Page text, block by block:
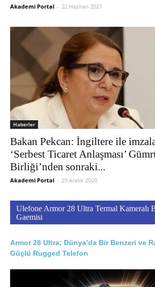
Akademi Portal - 22 Haziran 2021
Haberler
Bakan Pekcan: İngiltere ile
‘Serbest Ticaret Anlaşması’
Birliği’nden sonraki...
Akademi Portal - 29 Aralık 2020
Ulefone Armor 28 Ultra Termal Kameralı
Gaemisi
Armor 28 Ultra; Dünya’da Bir Benzeri ve
Güçlü Rugged Telefon